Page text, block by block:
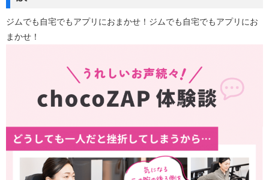
ジムでも自宅でもアプリにおまかせ！ジムでも自宅でもアプリにお
まかせ！